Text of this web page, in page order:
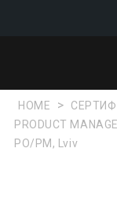
HOME >
PRODUCT
PO/PM, Lviv